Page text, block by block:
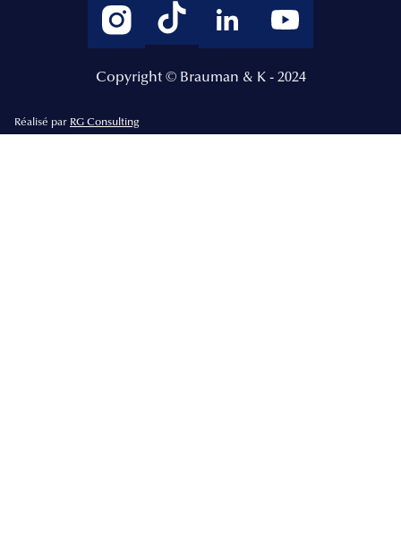
Copyright © Brauman & K - 2024
Réalisé par RG Consulting